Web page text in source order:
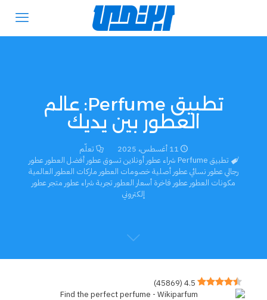
تطبيق Perfume: عالم
العطور بين يديك
11 أغسطس، 2025
تعلّم
تطبيق Perfume شراء عطور أونلاين تسوق عطور أفضل العطور عطور
رجالي عطور نسائي عطور أصلية خصومات العطور ماركات العطور العالمية
مكونات العطور عطور فاخرة أسعار العطور تجربة شراء عطور متجر عطور
إلكتروني
4.5
(
45869
)